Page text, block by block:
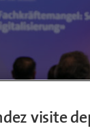
visite